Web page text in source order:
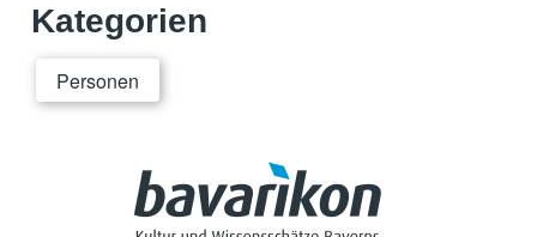
Kategorien
Personen